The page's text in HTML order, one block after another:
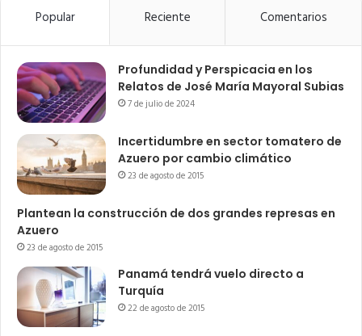
Popular Reciente Comentarios
Profundidad y Perspicacia en los
Relatos de José María Mayoral Subias
7 de julio de 2024
Incertidumbre en sector tomatero de
Azuero por cambio climático
23 de agosto de 2015
Plantean la construcción de dos grandes represas en
Azuero
23 de agosto de 2015
Panamá tendrá vuelo directo a
Turquía
22 de agosto de 2015